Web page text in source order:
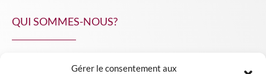
Gérer le consentement aux
QUI SOMMES-NOUS?